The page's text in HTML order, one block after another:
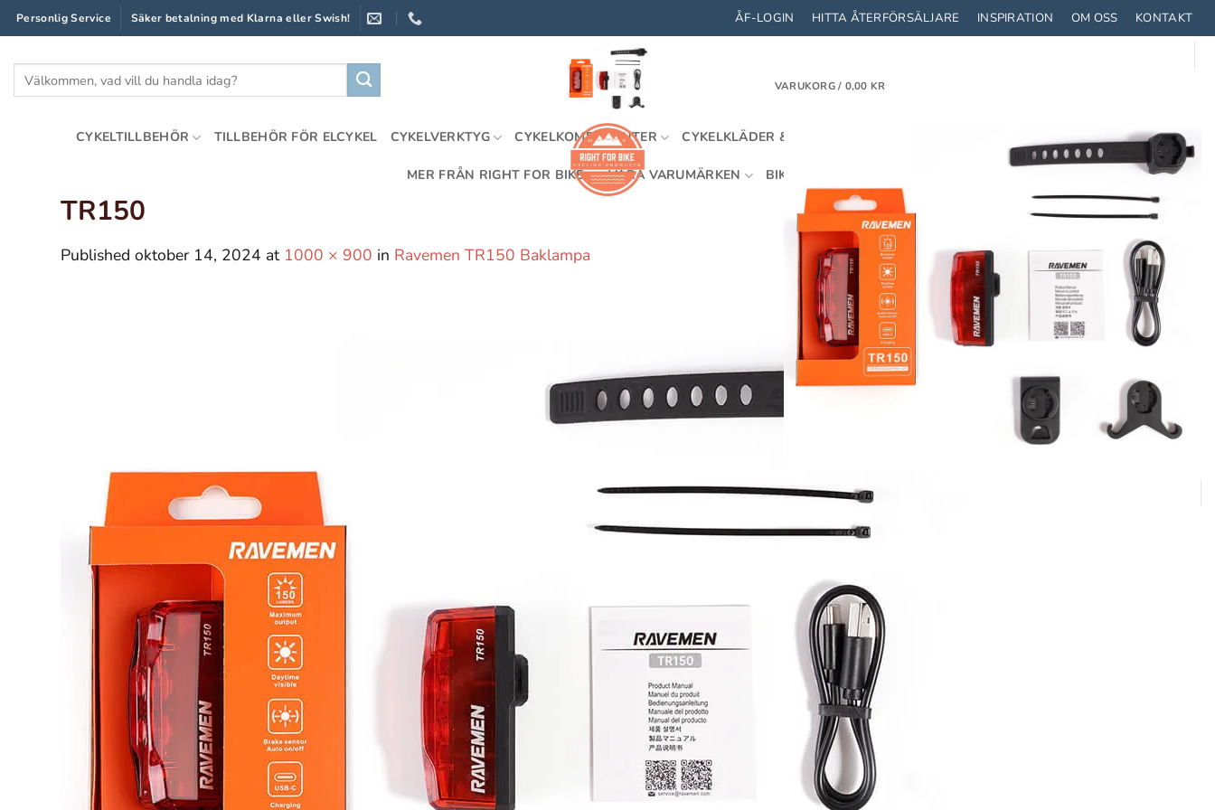
Skip
to
content
Personlig Service Säker betalning med Klarna eller Swish! ÅF-LOGIN HITTA ÅTERFÖRSÄLJARE INSPIRATION OM OSS KONTAKT
Sök
VARUKORG / 0,00 KR
CYKELTILLBEHÖR TILLBEHÖR FÖR ELCYKEL CYKELVERKTYG CYKELKOMPONENTER CYKELKLÄDER & UTRUSTNING CYKLA MED BARN
MER FRÅN RIGHT FOR BIKE VÅRA VARUMÄRKEN BIKEFIT
TR150
Publishedoktober 14, 2024 at 1000 × 900 in Ravemen TR150 Baklampa
Nödvändiga
Dessa kakor
går inte att